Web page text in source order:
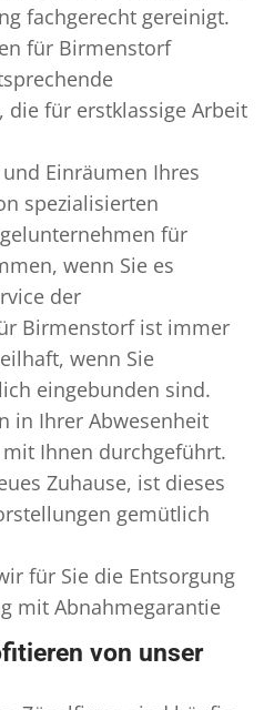
fachgerecht gereinigt.
für Birmenstorf
die für erstklassige Arbeit
Einräumen Ihres
spezialisierten
für
wenn Sie es
der
Birmenstorf ist immer
wenn Sie
eingebunden sind.
in Ihrer Abwesenheit
Ihnen durchgeführt.
Zuhause, ist dieses
gemütlich
für Sie die Entsorgung
mit Abnahmegarantie
von unser